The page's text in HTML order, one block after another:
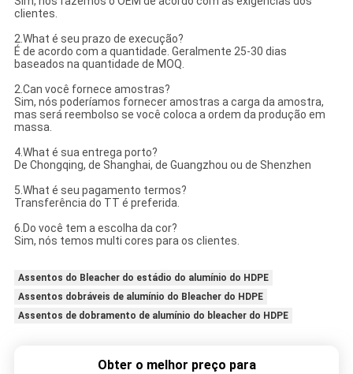
clientes.
2.What é seu prazo de execução?
É de acordo com a quantidade. Geralmente 25-30 dias
baseados na quantidade de MOQ.
2.Can você fornece amostras?
Sim, nós poderíamos fornecer amostras a carga da amostra,
mas será reembolso se você coloca a ordem da produção em
massa.
4.What é sua entrega porto?
De Chongqing, de Shanghai, de Guangzhou ou de Shenzhen
5.What é seu pagamento termos?
Transferência do TT é preferida.
6.Do você tem a escolha da cor?
Sim, nós temos multi cores para os clientes.
Assentos do Bleacher do estádio do alumínio do HDPE
Assentos dobráveis de alumínio do Bleacher do HDPE
Assentos de dobramento de alumínio do bleacher do HDPE
Obter o melhor preço para